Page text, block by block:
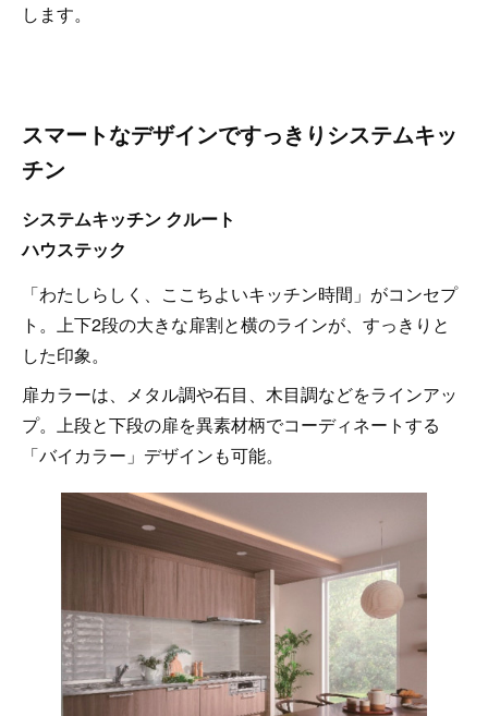
します。
スマートなデザインですっきりシステムキッ
チン
システムキッチン クルート
ハウステック
「わたしらしく、ここちよいキッチン時間」がコンセプ
ト。上下2段の大きな扉割と横のラインが、すっきりと
した印象。
扉カラーは、メタル調や石目、木目調などをラインアッ
プ。上段と下段の扉を異素材柄でコーディネートする
「バイカラー」デザインも可能。